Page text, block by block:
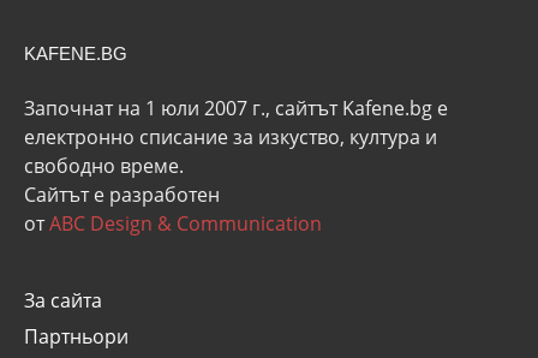
KAFENE.BG
Започнат на 1 юли 2007 г., сайтът Kafene.bg e
eлектронно списание за изкуство, култура и
свободно време.
Сайтът е разработен
отABC Design & Communication
За сайта
Партньори